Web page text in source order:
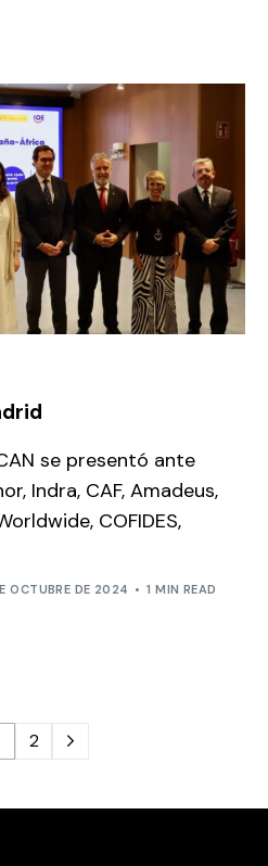
se presentó ante
Indra, CAF, Amadeus,
COFIDES,
OCTUBRE DE 2024 1 MIN READ
2